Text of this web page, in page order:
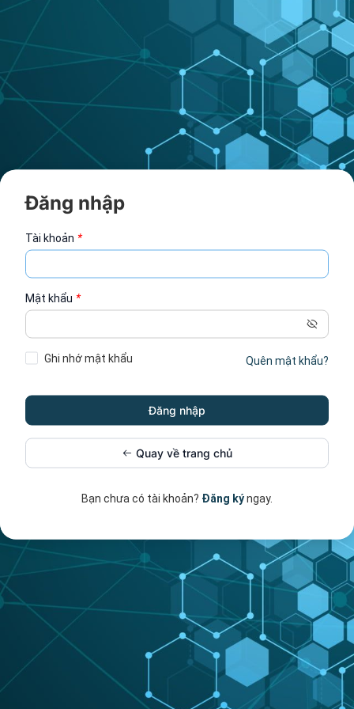
Đăng nhập
Tài khoản *
Mật khẩu *
Ghi nhớ mật khẩu Quên mật khẩu?
Quay về trang chủ
Bạn chưa có tài khoản? Đăng kýngay.